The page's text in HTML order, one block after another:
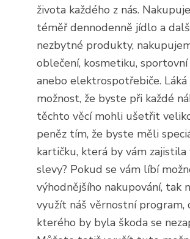
života každého z nás.
téměř dennodenně jídlo a
nezbytné produkty,
oblečení, kosmetiku,
anebo elektrospotřebiče. Láká
možnost, že byste při každé
těchto věcí mohli ušetřit
peněz tím, že byste měli
kartičku, která by vám
slevy? Pokud se vám líbí
výhodnějšího nakupování, tak
využít náš věrnostní program,
kterého by byla škoda se